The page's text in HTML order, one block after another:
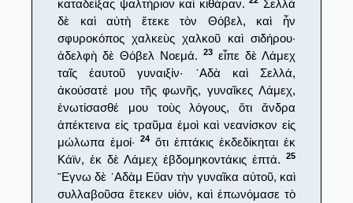
καταδείξας ψαλτήριον καὶ κιθάραν.
Σελλὰ
δὲ καὶ αὐτὴ ἔτεκε τὸν Θόβελ, καὶ ἦν
σφυροκόπος χαλκεὺς χαλκοῦ καὶ σιδήρου·
ἀδελφὴ δὲ Θόβελ Νοεμά.
23 εἶπε δὲ Λάμεχ
ταῖς ἑαυτοῦ γυναιξίν· ᾿Αδὰ καὶ Σελλά,
ἀκούσατέ μου τῆς φωνῆς, γυναῖκες Λάμεχ,
ἐνωτίσασθέ μου τοὺς λόγους, ὅτι ἄνδρα
ἀπέκτεινα εἰς τραῦμα ἐμοὶ καὶ νεανίσκον εἰς
μώλωπα ἐμοί·
24 ὅτι ἑπτάκις ἐκδεδίκηται ἐκ
Κάϊν, ἐκ δὲ Λάμεχ ἑβδομηκοντάκις ἑπτά.
25
῎Εγνω δὲ ᾿Αδὰμ Εὔαν τὴν γυναῖκα αὐτοῦ, καὶ
συλλαβοῦσα ἔτεκεν υἱόν, καὶ ἐπωνόμασε τὸ